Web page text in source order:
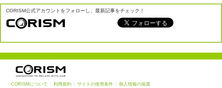
CORISM公式アカウントをフォローし、最新記事をチェック！
CORISMについて 利用規約 サイトの使用条件 個人情報の保護